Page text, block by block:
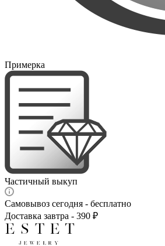
Примерка
Частичный выкуп
Самовывоз сегодня - бесплатно
Доставка завтра - 390 ₽